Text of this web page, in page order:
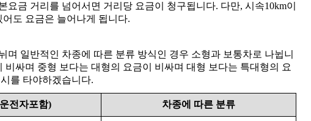
금 거리를 넘어서면 거리당 요금이 청구됩니다. 다만, 시속10km이
도 요금은 늘어나게 됩니다.
일반적인 차종에 따른 분류 방식인 경우 소형과 보통차로 나뉩니
싸며 중형 보다는 대형의 요금이 비싸며 대형 보다는 특대형의 요
를 타야하겠습니다.
전자포함) 차종에 따른 분류